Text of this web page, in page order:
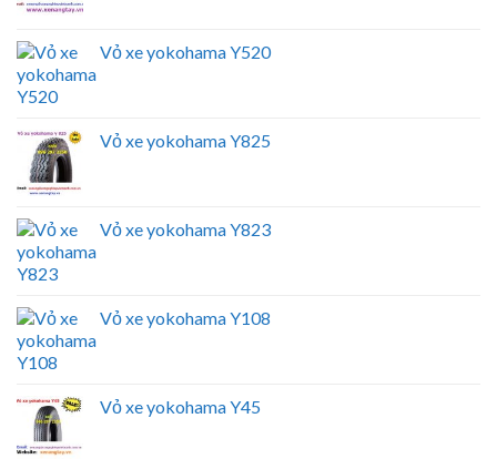
Vỏ xe yokohama Y520
Vỏ xe yokohama Y825
Vỏ xe yokohama Y823
Vỏ xe yokohama Y108
Vỏ xe yokohama Y45